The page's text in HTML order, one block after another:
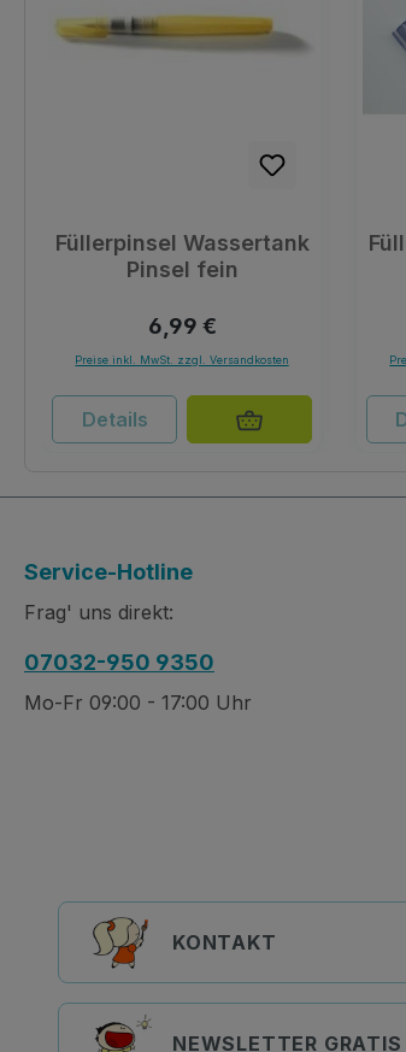
Füllerpinsel Wassertank
Pinsel fein
Regulärer Preis:
6,99 €
Preise inkl. MwSt. zzgl. Versandkosten
Details
Service-Hotline
Frag' uns direkt:
07032-950 9350
Mo-Fr 09:00 - 17:00 Uhr
KONTAKT
NEWSLETTER